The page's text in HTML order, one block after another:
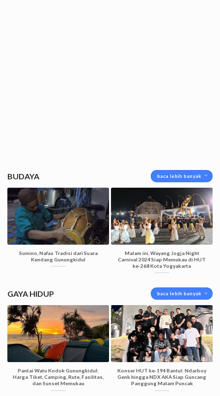
BUDAYA baca lebih banyak
Sumino, Nafas Tradisi dari Suara
Kendang Gunungkidul
Malam ini, Wayang Jogja Night
Carnival 2024 Siap Memukau di HUT
ke-268 Kota Yogyakarta
GAYA HIDUP baca lebih banyak
Pantai Watu Kodok Gunungkidul:
Harga Tiket, Camping, Rute, Fasilitas,
dan Sunset Memukau
Konser HUT ke-194 Bantul: Ndarboy
Genk hingga NDX AKA Siap Guncang
Panggung Malam Puncak